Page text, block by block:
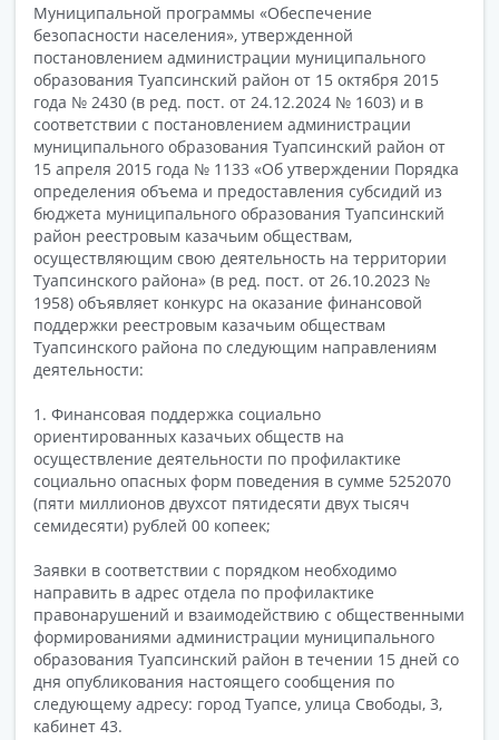
Муниципальной программы «Обеспечение
безопасности населения», утвержденной
постановлением администрации муниципального
образования Туапсинский район от 15 октября 2015
года № 2430 (в ред. пост. от 24.12.2024 № 1603) и в
соответствии с постановлением администрации
муниципального образования Туапсинский район от
15 апреля 2015 года № 1133 «Об утверждении Порядка
определения объема и предоставления субсидий из
бюджета муниципального образования Туапсинский
район реестровым казачьим обществам,
осуществляющим свою деятельность на территории
Туапсинского района» (в ред. пост. от 26.10.2023 №
1958) объявляет конкурс на оказание финансовой
поддержки реестровым казачьим обществам
Туапсинского района по следующим направлениям
деятельности:
1. Финансовая поддержка социально
ориентированных казачьих обществ на
осуществление деятельности по профилактике
социально опасных форм поведения в сумме 5252070
(пяти миллионов двухсот пятидесяти двух тысяч
семидесяти) рублей 00 копеек;
Заявки в соответствии с порядком необходимо
направить в адрес отдела по профилактике
правонарушений и взаимодействию с общественными
формированиями администрации муниципального
образования Туапсинский район в течении 15 дней со
дня опубликования настоящего сообщения по
следующему адресу: город Туапсе, улица Свободы, 3,
кабинет 43.